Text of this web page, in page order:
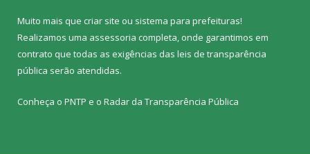
Muito mais que criar site ou sistema para prefeituras!
Realizamos uma assessoria completa, onde garantimos em
contrato que todas as exigências das leis de transparência
pública serão atendidas.
Conheça o PNTP e o Radar da Transparência Pública